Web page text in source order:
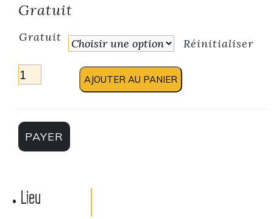
Gratuit
Gratuit Réinitialiser
quantité de Ice Cold Trash, l’Immense
AJOUTER AU PANIER
PAYER
• Lieu